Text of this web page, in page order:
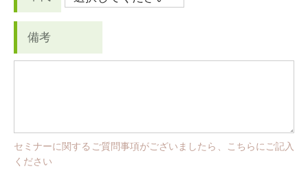
備考
セミナーに関するご質問事項がございましたら、こちらにご記入
ください